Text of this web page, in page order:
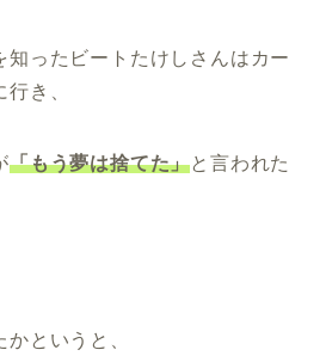
知ったビートたけしさんはカー
き、
「もう夢は捨てた」と言われた
というと、